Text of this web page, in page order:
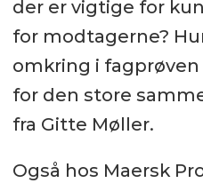
der er vigtige for
for modtagerne?
omkring i
for den store
fra Gitte Møller.
Også hos Maersk